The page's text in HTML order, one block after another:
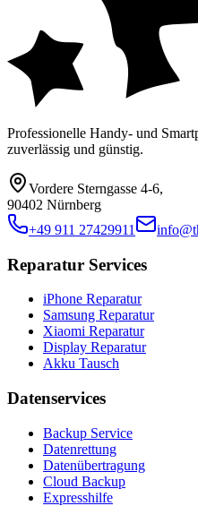
Professionelle Handy- und
zuverlässig und günstig.
Vordere Sterngasse 4-6,
90402 Nürnberg
+49 911 27429911
Reparatur Services
iPhone Reparatur
Samsung Reparatur
Xiaomi Reparatur
Display Reparatur
Akku Tausch
Datenservices
Backup Service
Datenrettung
Datenübertragung
Cloud Backup
Expresshilfe